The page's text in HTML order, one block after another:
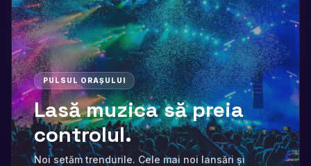
PULSUL ORAȘULUI
Lasă muzica să preia
controlul.
Noi setăm trendurile. Cele mai noi lansări și